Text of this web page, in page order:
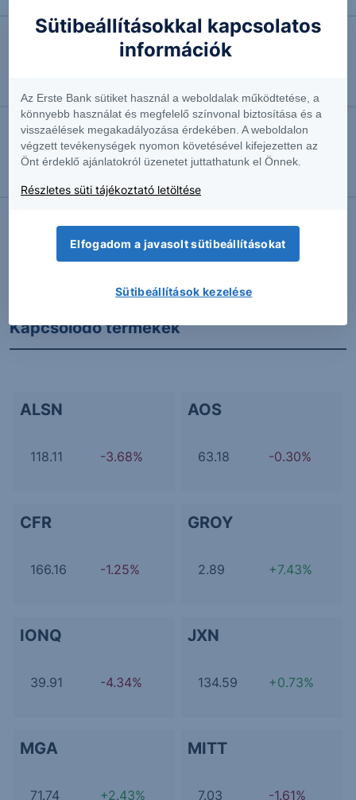
2026.07.23. 08:13
2026.07.22. 08:52
Az 50 napos mozgónál: Olaj - 2026/55 - napi
Kapcsolódó termékek
ALSN
118.11 -3.68%
AOS
63.18 -0.30%
CFR
166.16 -1.25%
GROY
2.89 +7.43%
IONQ
39.91 -4.34%
JXN
134.59 +0.73%
MGA
71.74 +2.43%
MITT
7.03 -1.61%
Sütibeállításokkal kapcsolatos
információk
Az Erste Bank sütiket használ a weboldalak működtetése, a
könnyebb használat és megfelelő színvonal biztosítása és a
visszaélések megakadályozása érdekében. A weboldalon
végzett tevékenységek nyomon követésével kifejezetten az
Önt érdeklő ajánlatokról üzenetet juttathatunk el Önnek.
Részletes süti tájékoztató letöltése
Elfogadom a javasolt sütibeállításokat
Sütibeállítások kezelése